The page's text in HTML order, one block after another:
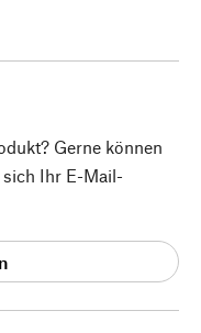
Gerne können
sich Ihr E-Mail-